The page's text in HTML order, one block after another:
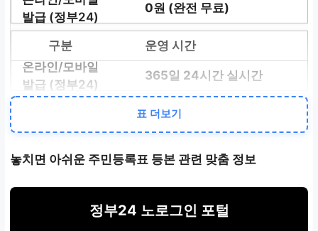
0원 (완전 무료)
운영 시간
365일 24시간 실시간
인증 수단
네이버 등)
표 더보기
놓치면 아쉬운 주민등록표 등본 관련 맞춤 정보
정부24 노로그인 포털